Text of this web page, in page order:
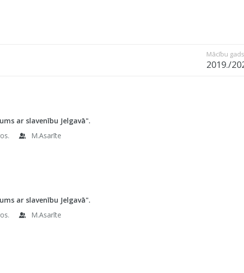
Mācību gads
2019./
ar slavenību Jelgavā".
M.Asarīte
ar slavenību Jelgavā".
M.Asarīte